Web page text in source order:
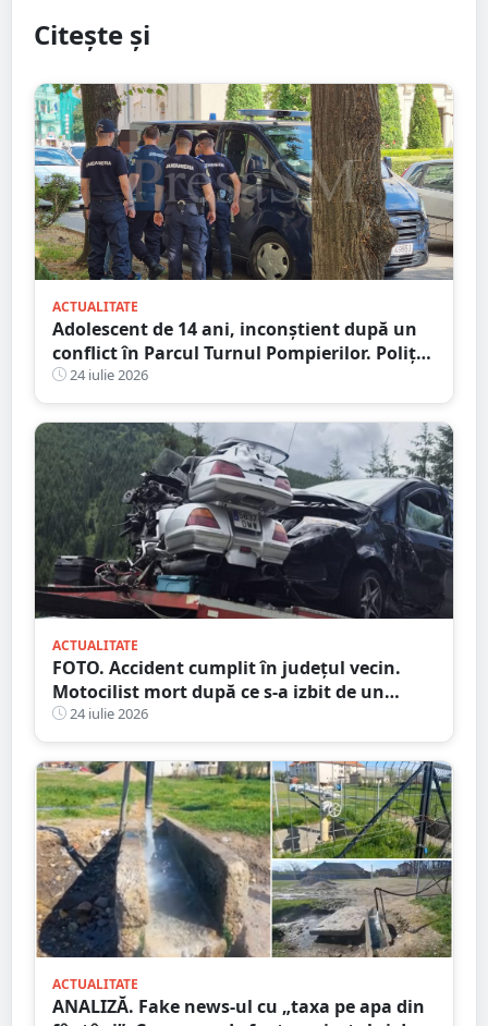
Citește și
ACTUALITATE
Adolescent de 14 ani, inconștient după un
conflict în Parcul Turnul Pompierilor. Poliția
a deschis dosar penal
24 iulie 2026
ACTUALITATE
FOTO. Accident cumplit în județul vecin.
Motocilist mort după ce s-a izbit de un
copac și un microbuz
24 iulie 2026
ACTUALITATE
ANALIZĂ. Fake news-ul cu „taxa pe apa din